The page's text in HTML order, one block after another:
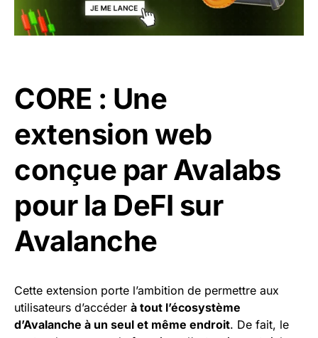
CORE : Une
extension web
conçue par Avalabs
pour la DeFI sur
Avalanche
Cette extension porte l’ambition de permettre aux
utilisateurs d’accéder à tout l’écosystème
d’Avalanche à un seul et même endroit. De fait, le